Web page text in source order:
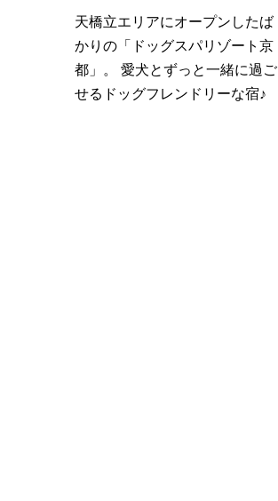
天橋立エリアにオープンしたば
かりの「ドッグスパリゾート京
都」。 愛犬とずっと一緒に過ご
せるドッグフレンドリーな宿♪